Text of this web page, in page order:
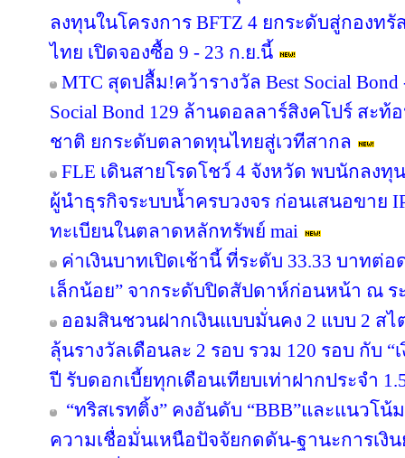
ลงทุนในโครงการ BFTZ 4 ยกระดับสู่กองท
ไทย เปิดจองซื้อ 9 - 23 ก.ย.นี้
MTC สุดปลื้ม!คว้ารางวัล Best Social
Social Bond 129 ล้านดอลลาร์สิงคโปร์ สะ
ชาติ ยกระดับตลาดทุนไทยสู่เวทีสากล
FLE เดินสายโรดโชว์ 4 จังหวัด พบนักลง
ผู้นำธุรกิจระบบน้ำครบวงจร ก่อนเสนอขาย
ทะเบียนในตลาดหลักทรัพย์ mai
ค่าเงินบาทเปิดเช้านี้ ที่ระดับ 33.33 บาทต่
เล็กน้อย” จากระดับปิดสัปดาห์ก่อนหน้า ณ ร
ออมสินชวนฝากเงินแบบมั่นคง 2 แบบ 2 สไ
ลุ้นรางวัลเดือนละ 2 รอบ รวม 120 รอบ กับ
ปี รับดอกเบี้ยทุกเดือนเทียบเท่าฝากประจำ
“ทริสเรทติ้ง” คงอันดับ “BBB”และแนวโน้
ความเชื่อมั่นเหนือปัจจัยกดดัน-ฐานะการเงิน